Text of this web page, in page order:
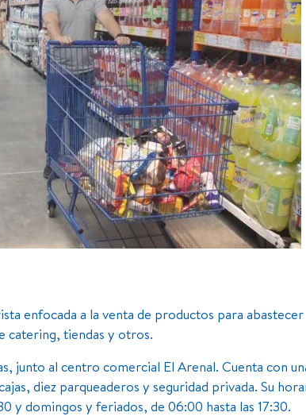
enfocada a la venta de productos para abastecer
catering, tiendas y otros.
junto al centro comercial El Arenal. Cuenta con
diez parqueaderos y seguridad privada. Su
y domingos y feriados, de 06:00 hasta las 17:30.